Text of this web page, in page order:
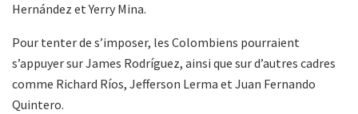
Hernández et Yerry Mina.
Pour tenter de s’imposer, les Colombiens pourraient
s’appuyer sur James Rodríguez, ainsi que sur d’autres cadres
comme Richard Ríos, Jefferson Lerma et Juan Fernando
Quintero.